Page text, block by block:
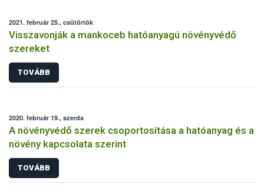
2021. február 25., csütörtök
Visszavonják a mankoceb hatóanyagú növényvédő
szereket
TOVÁBB
2020. február 19., szerda
A növényvédő szerek csoportosítása a hatóanyag és a
növény kapcsolata szerint
TOVÁBB